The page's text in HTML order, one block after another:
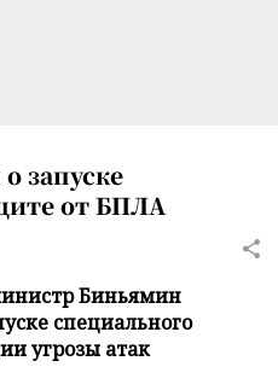
запуске
от БПЛА
Биньямин
специального
угрозы атак